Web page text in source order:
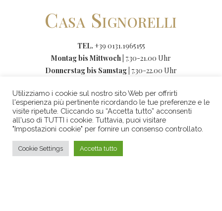
Casa Signorelli
TEL. +39 0131.1965155
Montag bis Mittwoch | 7.30-21.00 Uhr
Donnerstag bis Samstag | 7.30-22.00 Uhr
Via dei Martiri, 1-15121 ALESSANDRIA,
Italien
WWW.CASASIGNORELLI.COM
Utilizziamo i cookie sul nostro sito Web per offrirti
l'esperienza più pertinente ricordando le tue preferenze e le
visite ripetute. Cliccando su “Accetta tutto” acconsenti
all'uso di TUTTI i cookie. Tuttavia, puoi visitare
"Impostazioni cookie" per fornire un consenso controllato.
Cookie Settings Accetta tutto